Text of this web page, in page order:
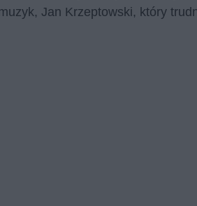
Jan Krzeptowski, który